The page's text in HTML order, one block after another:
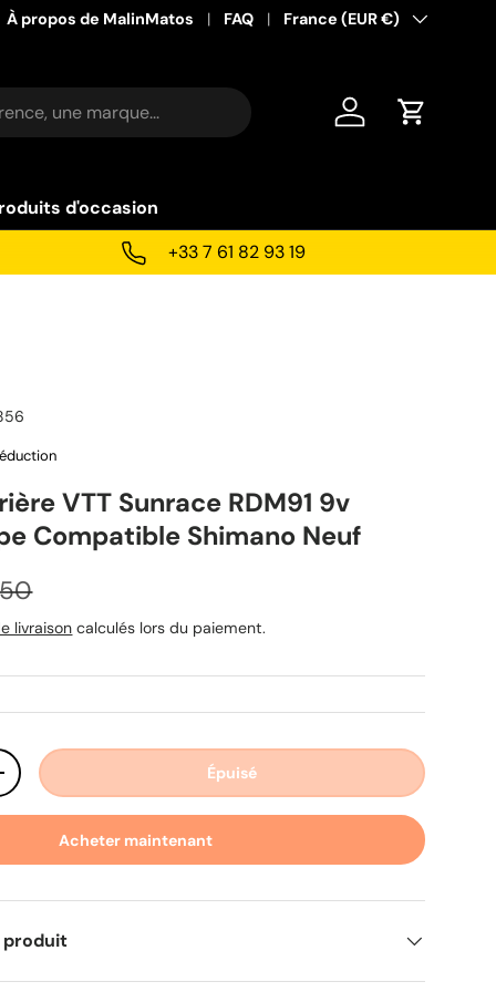
À propos de MalinMatos FAQ Pays
France (EUR €)
Se connecter
Panier
d'occasion
+33 7 61 82 93 19
VTT Sunrace RDM91 9v
Compatible Shimano Neuf
livraison calculés lors du paiement.
la quantité Épuisé
Acheter maintenant
produit